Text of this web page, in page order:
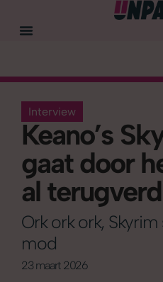
Interview
Keano’s
gaat door
al
Ork ork ork,
mod
23 maart 2026